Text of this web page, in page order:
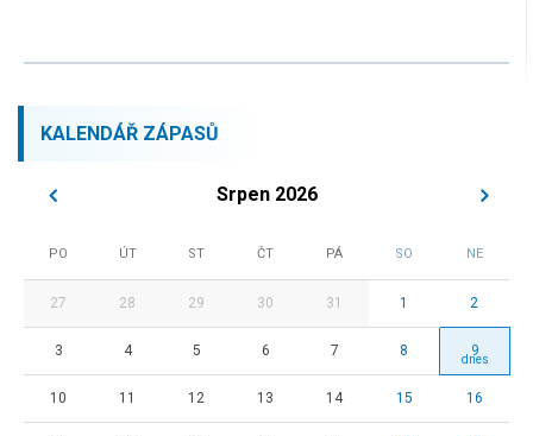
KALENDÁŘ ZÁPASŮ
Srpen 2026
PO ÚT ST ČT PÁ SO NE
27 28 29 30 31 1 2
3 4 5 6 7 8 9
10 11 12 13 14 15 16